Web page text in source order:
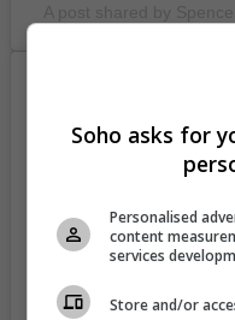
Soho asks for
Personalised
content
services
Store and/or